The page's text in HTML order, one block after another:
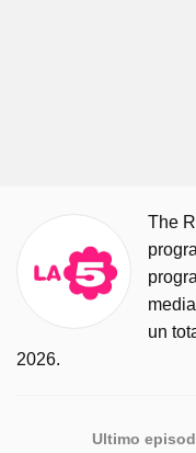
The
un
2026.
Ultimo